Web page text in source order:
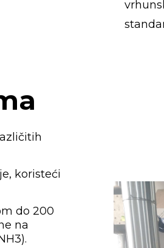
koristeći
do 200
na